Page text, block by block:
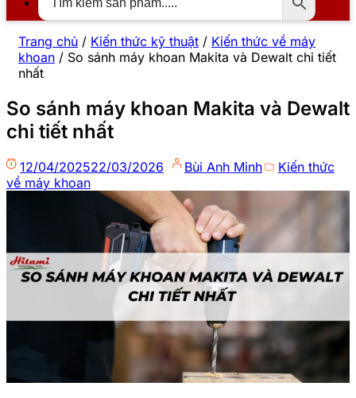
Trang chủ / Kiến thức kỹ thuật / Kiến thức về máy
khoan / So sánh máy khoan Makita và Dewalt chi tiết
nhất
So sánh máy khoan Makita và Dewalt
chi tiết nhất
12/04/202522/03/2026 Bùi Anh Minh
Kiến thức
về máy khoan